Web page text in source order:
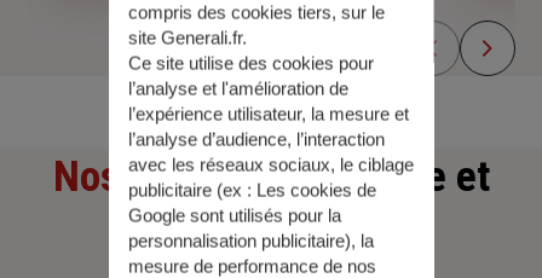
Nos offresd'assurance et
d'épargne
compris des cookies tiers, sur le
site Generali.fr.
Ce site utilise des cookies pour
l’analyse et l'amélioration de
l’expérience utilisateur, la mesure et
l’analyse d’audience, l’interaction
avec les réseaux sociaux, le ciblage
publicitaire (ex : Les cookies de
Google sont utilisés pour la
personnalisation publicitaire), la
mesure de performance de nos